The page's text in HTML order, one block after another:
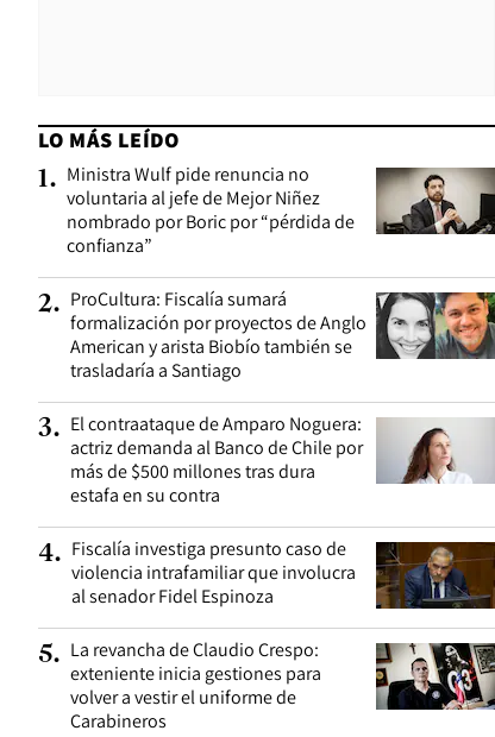
LO MÁS LEÍDO
1. Ministra Wulf pide renuncia no
voluntaria al jefe de Mejor Niñez
nombrado por Boric por “pérdida de
confianza”
2. ProCultura: Fiscalía sumará
formalización por proyectos de Anglo
American y arista Biobío también se
trasladaría a Santiago
3. El contraataque de Amparo Noguera:
actriz demanda al Banco de Chile por
más de $500 millones tras dura
estafa en su contra
4. Fiscalía investiga presunto caso de
violencia intrafamiliar que involucra
al senador Fidel Espinoza
5. La revancha de Claudio Crespo:
exteniente inicia gestiones para
volver a vestir el uniforme de
Carabineros